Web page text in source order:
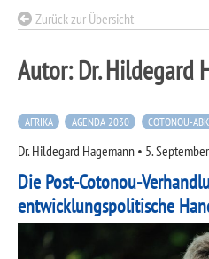
Zurück zur Übersicht
Autor:Dr. Hildegard
AFRIKA AGENDA 2030 COTONOU-
Dr. Hildegard Hagemann • 5.
Die Post-Cotonou-
entwicklungspolitische